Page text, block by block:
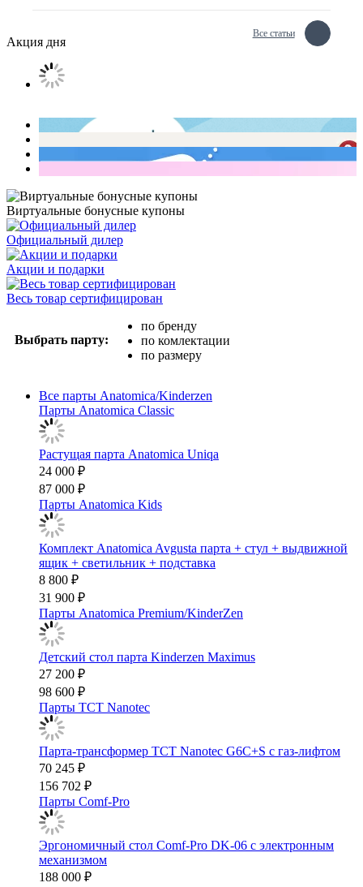
Все статьи
Акция дня
Виртуальные бонусные купоны
Официальный дилер
Акции и подарки
Весь товар сертифицирован
Выбрать парту:
по бренду
по комлектации
по размеру
Все парты Anatomica/Kinderzen
Парты Anatomica Classic
Растущая парта Anatomica Uniqa
24 000 ₽
87 000 ₽
Парты Anatomica Kids
Комплект Anatomica Avgusta парта + стул + выдвижной
ящик + светильник + подставка
8 800 ₽
31 900 ₽
Парты Anatomica Premium/KinderZen
Детский стол парта Kinderzen Maximus
27 200 ₽
98 600 ₽
Парты TCT Nanotec
Парта-трансформер TCT Nanotec G6C+S с газ-лифтом
70 245 ₽
156 702 ₽
Парты Comf-Pro
Эргономичный стол Comf-Pro DK-06 с электронным
механизмом
188 000 ₽